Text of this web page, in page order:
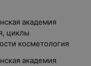
академия
циклы
косметология
академия